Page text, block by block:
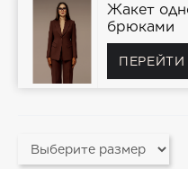
Жакет
брюками